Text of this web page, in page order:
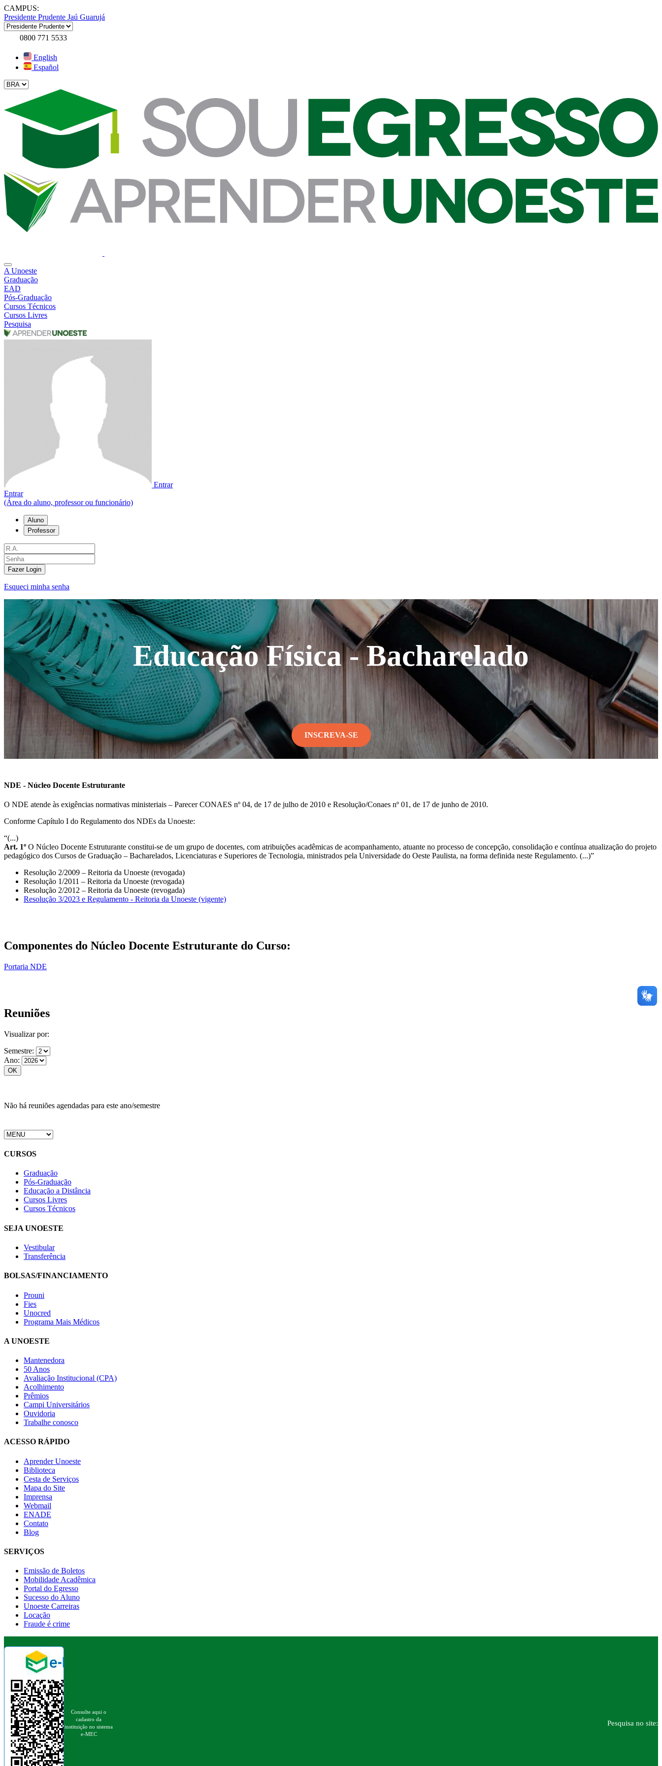
CAMPUS:
Presidente Prudente Jaú Guarujá
0800 771 5533
English
Español
A Unoeste
Graduação
EAD
Pós-Graduação
Cursos Técnicos
Cursos Livres
Pesquisa
Entrar
Entrar
(Área do aluno, professor ou funcionário)
Aluno
Professor
Fazer Login
Esqueci minha senha
Educação Física - Bacharelado
INSCREVA-SE
NDE - Núcleo Docente Estruturante
O NDE atende às exigências normativas ministeriais – Parecer CONAES nº 04, de 17 de julho de 2010 e Resolução/Conaes nº 01, de 17 de junho de 2010.
Conforme Capítulo I do Regulamento dos NDEs da Unoeste:
“(...)
Art. 1º O Núcleo Docente Estruturante constitui-se de um grupo de docentes, com atribuições acadêmicas de acompanhamento, atuante no processo de concepção, consolidação e contínua atualização do projeto
pedagógico dos Cursos de Graduação – Bacharelados, Licenciaturas e Superiores de Tecnologia, ministrados pela Universidade do Oeste Paulista, na forma definida neste Regulamento. (...)”
Resolução 2/2009 – Reitoria da Unoeste (revogada)
Resolução 1/2011 – Reitoria da Unoeste (revogada)
Resolução 2/2012 – Reitoria da Unoeste (revogada)
Resolução 3/2023 e Regulamento - Reitoria da Unoeste (vigente)
Componentes do Núcleo Docente Estruturante do Curso:
Portaria NDE
Reuniões
Visualizar por:
Semestre:
Ano:
Não há reuniões agendadas para este ano/semestre
CURSOS
Graduação
Pós-Graduação
Educação a Distância
Cursos Livres
Cursos Técnicos
SEJA UNOESTE
Vestibular
Transferência
BOLSAS/FINANCIAMENTO
Prouni
Fies
Unocred
Programa Mais Médicos
A UNOESTE
Mantenedora
50 Anos
Avaliação Institucional (CPA)
Acolhimento
Prêmios
Campi Universitários
Ouvidoria
Trabalhe conosco
ACESSO RÁPIDO
Aprender Unoeste
Biblioteca
Cesta de Serviços
Mapa do Site
Imprensa
Webmail
ENADE
Contato
Blog
SERVIÇOS
Emissão de Boletos
Mobilidade Acadêmica
Portal do Egresso
Sucesso do Aluno
Unoeste Carreiras
Locação
Fraude é crime
Consulte aqui o
cadastro da
instituição no sistema
e-MEC
Pesquisa no site: